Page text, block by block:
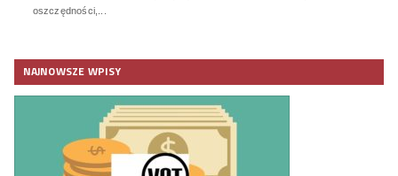
oszczędności,...
NAJNOWSZE WPISY